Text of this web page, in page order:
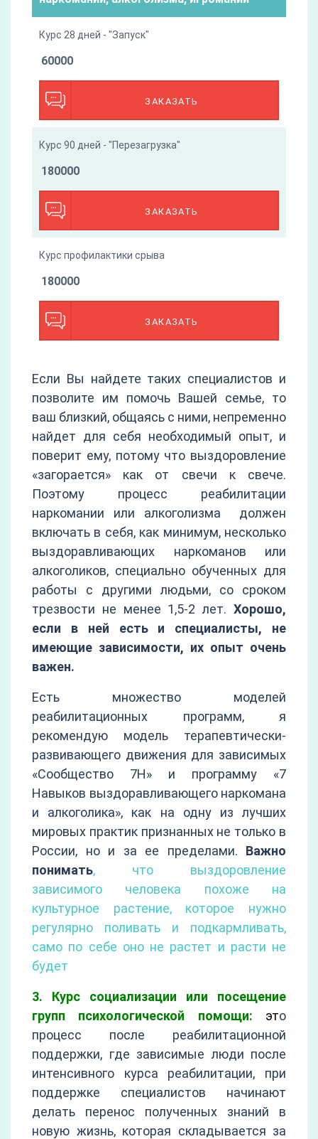
Курс 28 дней - "Запуск"
ЗАКАЗАТЬ
60000
Курс 90 дней - "Перезагрузка"
ЗАКАЗАТЬ
180000
Курс профилактики срыва
ЗАКАЗАТЬ
180000
Если Вы найдете таких специалистов и
позволите им помочь Вашей семье, то
ваш близкий, общаясь с ними, непременно
найдет для себя необходимый опыт, и
поверит ему, потому что выздоровление
«загорается» как от свечи к свече.
Поэтому процесс реабилитации
наркомании или алкоголизма должен
включать в себя, как минимум, несколько
выздоравливающих наркоманов или
алкоголиков, специально обученных для
работы с другими людьми, со сроком
трезвости не менее 1,5-2 лет. Хорошо,
если в ней есть и специалисты, не
имеющие зависимости, их опыт очень
важен.
Есть множество моделей
реабилитационных программ, я
рекомендую модель терапевтически-
развивающего движения для зависимых
«Сообщество 7Н» и программу «7
Навыков выздоравливающего наркомана
и алкоголика», как на одну из лучших
мировых практик признанных не только в
России, но и за ее пределами. Важно
понимать, что выздоровление
зависимого человека похоже на
культурное растение, которое нужно
регулярно поливать и подкармливать,
само по себе оно не растет и расти не
будет
3. Курс социализации или посещение
групп психологической помощи: это
процесс после реабилитационной
поддержки, где зависимые люди после
интенсивного курса реабилитации, при
поддержке специалистов начинают
делать перенос полученных знаний в
новую жизнь, которая складывается за